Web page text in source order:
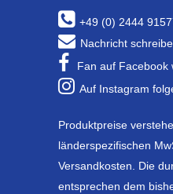
+49 (0) 2444
Nachricht
Fan auf Facebook
Auf Instagram
Produktpreise
länderspezifischen
Versandkosten. Die
entsprechen dem